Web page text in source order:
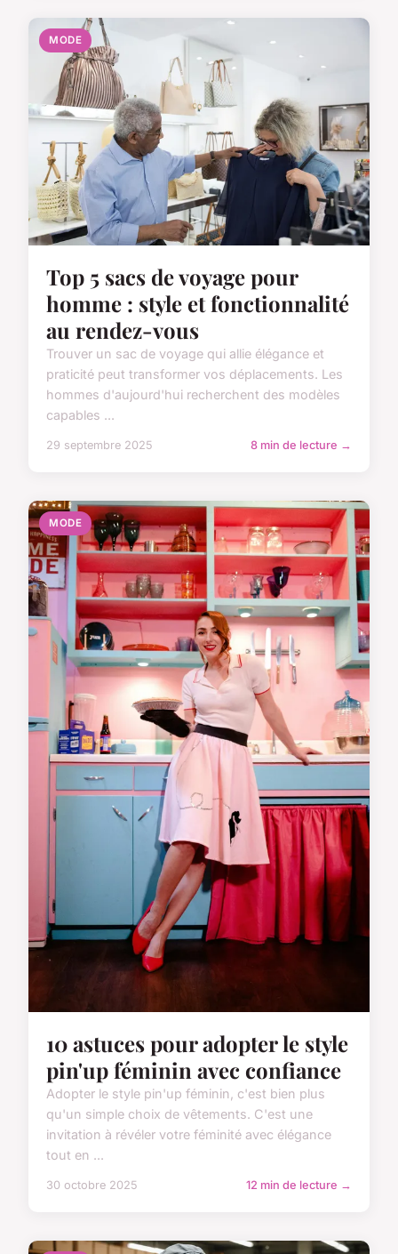
MODE
Top 5 sacs de voyage pour
homme : style et fonctionnalité
au rendez-vous
Trouver un sac de voyage qui allie élégance et
praticité peut transformer vos déplacements. Les
hommes d'aujourd'hui recherchent des modèles
capables ...
29 septembre 2025 8 min de lecture →
MODE
10 astuces pour adopter le style
pin'up féminin avec confiance
Adopter le style pin'up féminin, c'est bien plus
qu'un simple choix de vêtements. C'est une
invitation à révéler votre féminité avec élégance
tout en ...
30 octobre 2025 12 min de lecture →